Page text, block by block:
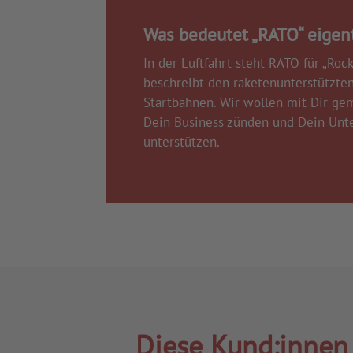
Was bedeutet „RATO“
In der Luftfahrt steht RATO für
beschreibt den
Startbahnen. Wir wollen mit Dir
Dein Business zünden und Dein
unterstützen.
Diese